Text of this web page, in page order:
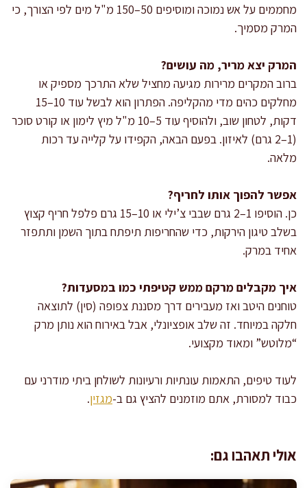
מחממים על אש נמוכה ומוסיפים 50–150 מ"ל מים לפי הצורך, כי
המרק מסמיך.
המרק יצא מריר, מה עושים?
ברוב המקרים מרירות מגיעה מחציל שלא התרכך מספיק או
מחלקים כהים מדי מהקליפה. הפתרון הוא לבשל עוד 10–15
דקות, לטחון שוב, ולהוסיף עוד 5–10 מ"ל מיץ לימון או קורט סוכר
(1–2 גרם) לאיזון. בפעם הבאה, הקפידו על קלייה עד רכות
מלאה.
אפשר להפוך אותו לחריף?
כן. הוסיפו 1–2 גרם שבבי צ’ילי או 10–15 גרם פלפל חריף קצוץ
בשלב טיגון הירקות, כדי שהחריפות תיפתח בתוך השמן ותתפזר
אחיד במרק.
איך מקבלים מרקם ממש קטיפתי כמו במסעדות?
טוחנים היטב ואז מעבירים דרך מסננת צפופה (סין) לתוצאה
חלקה במיוחד. זה שלב אופציונלי, אבל באירוח הוא נותן מרק
“מלוטש” ומאוד מקצועי.
לעוד טיפים, התאמות עונתיות ורעיונות לשולחן ביתי מודרני עם
כבוד למסורת, אתם מוזמנים להציץ גם ב-מגזין.
אולי תאהבו גם: